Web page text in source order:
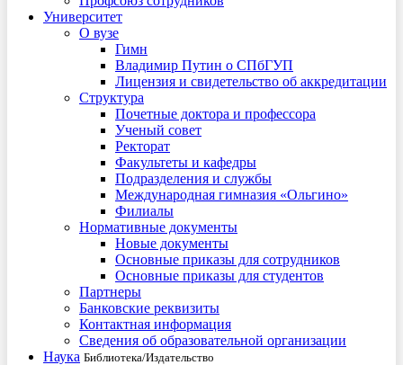
Университет
О вузе
Гимн
Владимир Путин о СПбГУП
Лицензия и свидетельство об аккредитации
Структура
Почетные доктора и профессора
Ученый совет
Ректорат
Факультеты и кафедры
Подразделения и службы
Международная гимназия «Ольгино»
Филиалы
Нормативные документы
Новые документы
Основные приказы для сотрудников
Основные приказы для студентов
Партнеры
Банковские реквизиты
Контактная информация
Сведения об образовательной организации
Наука Библиотека/Издательство